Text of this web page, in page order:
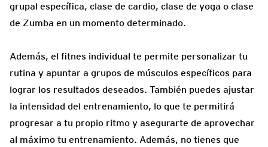
grupal específica, clase de cardio, clase de yoga o clase
de Zumba en un momento determinado.
Además, el fitnes individual te permite personalizar tu
rutina y apuntar a grupos de músculos específicos para
lograr los resultados deseados. También puedes ajustar
la intensidad del entrenamiento, lo que te permitirá
progresar a tu propio ritmo y asegurarte de aprovechar
al máximo tu entrenamiento. Además, no tienes que